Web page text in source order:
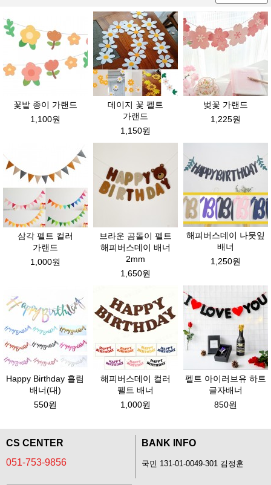
꽃밭 종이 가랜드
1,100원
데이지 꽃 펠트
가랜드
1,150원
벚꽃 가랜드
1,225원
삼각 펠트 컬러
가랜드
1,000원
브라운 곰돌이 펠트
해피버스데이 배너
2mm
1,650원
해피버스데이 나뭇잎
배너
1,250원
Happy Birthday 흘림
배너(대)
550원
해피버스데이 컬러
펠트 배너
1,000원
펠트 아이러브유 하트
글자배너
850원
CS CENTER
051-753-9856
BANK INFO
국민 131-01-0049-301 김정훈